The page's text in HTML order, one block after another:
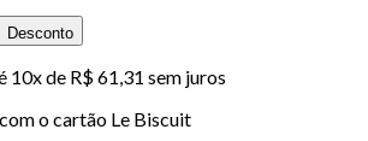
Desconto
10x de R$ 61,31 sem juros
o cartão Le Biscuit